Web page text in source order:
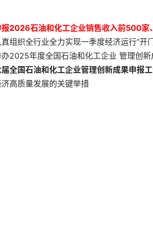
高质量发展的关键举措